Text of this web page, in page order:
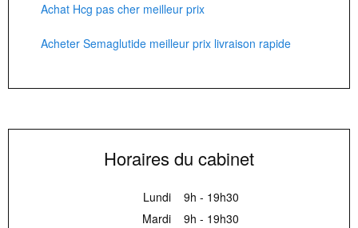
Achat Hcg pas cher meilleur prix
Acheter Semaglutide meilleur prix livraison rapide
Horaires du cabinet
Lundi
9h - 19h30
Mardi
9h - 19h30